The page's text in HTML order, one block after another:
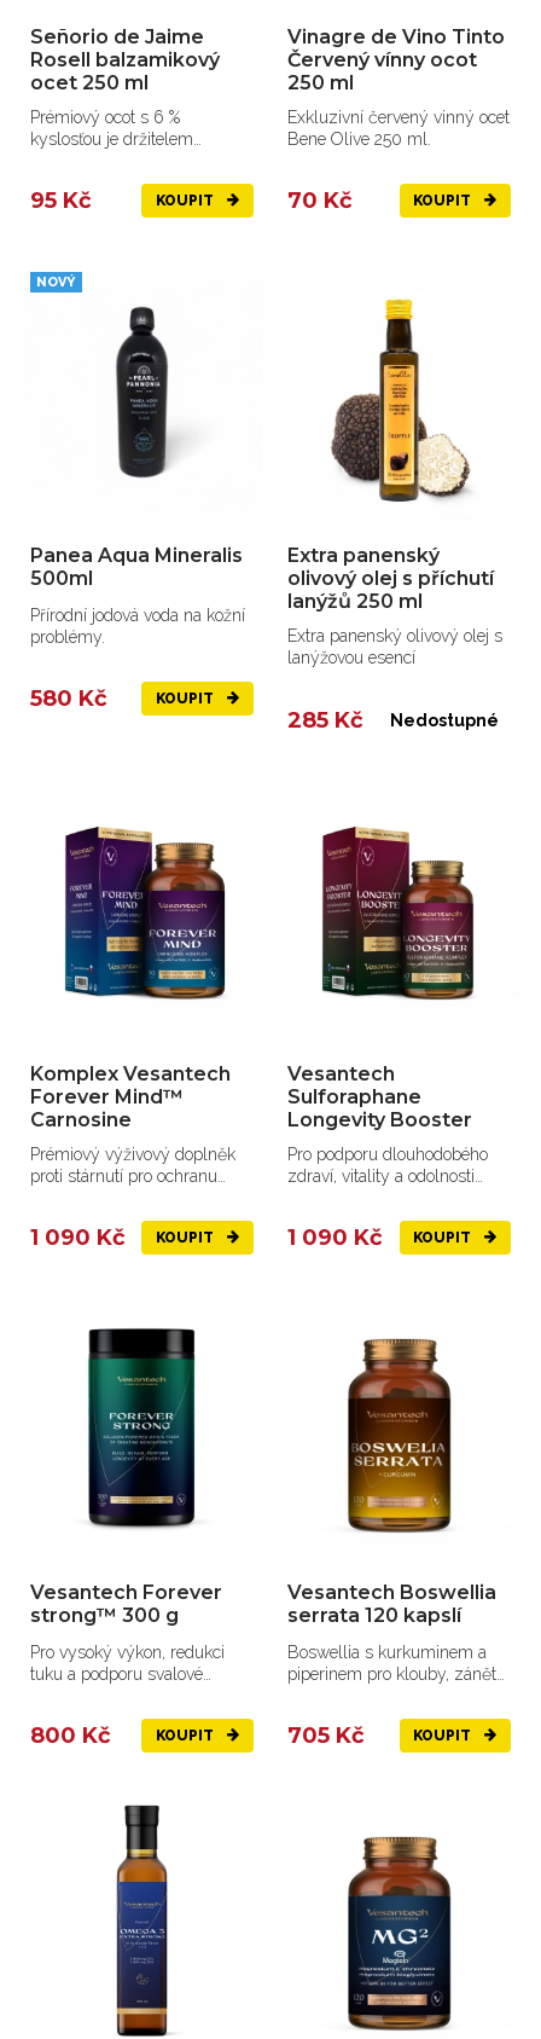
Señorio de Jaime
Rosell balzamikový
ocet 250 ml
Prémiový ocot s 6 %
kyslosťou je držitelem
95 Kč KOUPIT
Vinagre de Vino Tinto
Červený vínny ocot
250 ml
Exkluzivní červený vinný ocet
Bene Olive 250 ml.
70 Kč KOUPIT
NOVÝ
Panea Aqua Mineralis
500ml
Přírodní jodová voda na kožní
problémy.
580 Kč KOUPIT
Extra panenský
olivový olej s příchutí
lanýžů 250 ml
Extra panenský olivový olej s
lanýžovou esencí
285 Kč Nedostupné
Komplex Vesantech
Forever Mind™
Carnosine
Prémiový výživový doplněk
proti stárnutí pro ochranu
1 090 Kč KOUPIT
Vesantech
Sulforaphane
Longevity Booster
Pro podporu dlouhodobého
zdraví, vitality a odolnosti
1 090 Kč KOUPIT
Vesantech Forever
strong™ 300 g
Pro vysoký výkon, redukci
tuku a podporu svalové
800 Kč KOUPIT
Vesantech Boswellia
serrata 120 kapslí
Boswellia s kurkuminem a
piperinem pro klouby, záněty
705 Kč KOUPIT